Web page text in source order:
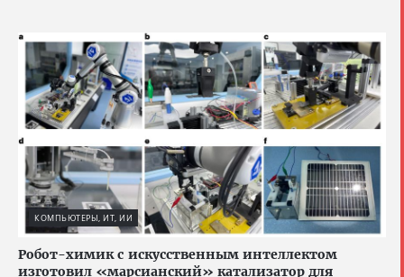
КОМПЬЮТЕРЫ, ИТ, ИИ
Робот-химик с искусственным интеллектом
изготовил «марсианский» катализатор для